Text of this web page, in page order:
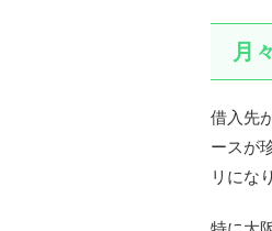
月
借入先
ースが
リにな